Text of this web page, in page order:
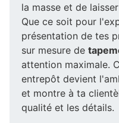
la masse et de
Que ce soit pour
présentation de tes
sur mesure de
attention maximale.
entrepôt devient
et montre à ta
qualité et les détails.